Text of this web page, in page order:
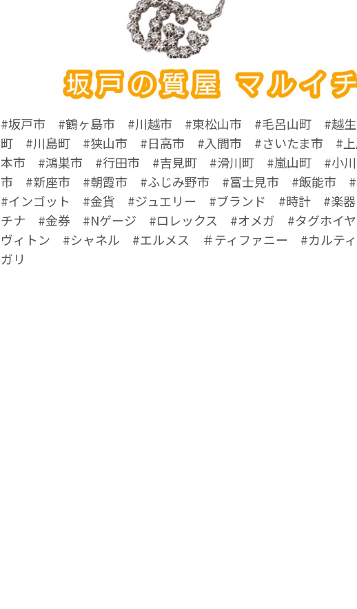
#坂戸市 #鶴ヶ島市 #川越市 #東松山市 #毛呂山町 #越
町 #川島町 #狭山市 #日高市 #入間市 #さいたま市 #
本市 #鴻巣市 #行田市 #吉見町 #滑川町 #嵐山町 #小
市 #新座市 #朝霞市 #ふじみ野市 #富士見市 #飯能市 #
#インゴット #金貨 #ジュエリー #ブランド #時計 #楽
チナ #金券 #Nゲージ #ロレックス #オメガ #タグホイ
ヴィトン #シャネル #エルメス ＃ティファニー #カルテ
ガリ